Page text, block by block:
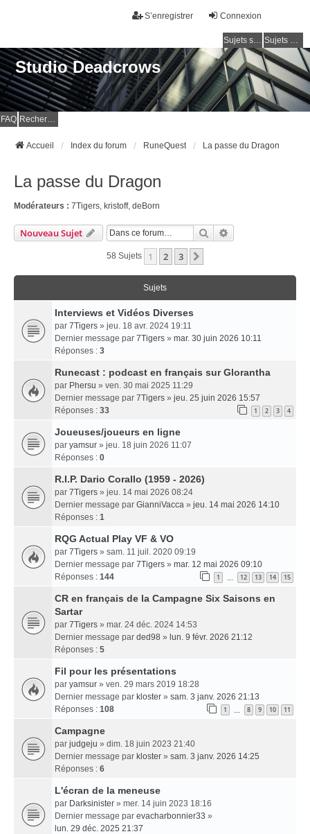
Connexion
S’enregistrer
Sujets sans réponse Sujets actifs
Studio Deadcrows
FAQ Rechercher
Accueil Index du forum RuneQuest La passe du Dragon
La passe du Dragon
Modérateurs : 7Tigers, kristoff, deBorn
Nouveau Sujet Rechercher
58 Sujets 1 2 3
Sujets
Interviews et Vidéos Diverses
par 7Tigers » jeu. 18 avr. 2024 19:11
Dernier message par 7Tigers » mar. 30 juin 2026 10:11
Réponses : 3
Runecast : podcast en français sur Glorantha
par Phersu » ven. 30 mai 2025 11:29
Dernier message par 7Tigers » jeu. 25 juin 2026 15:57
Réponses : 33 1 2 3 4
Joueuses/joueurs en ligne
par yamsur » jeu. 18 juin 2026 11:07
Réponses : 0
R.I.P. Dario Corallo (1959 - 2026)
par 7Tigers » jeu. 14 mai 2026 08:24
Dernier message par GianniVacca » jeu. 14 mai 2026 14:10
Réponses : 1
RQG Actual Play VF & VO
par 7Tigers » sam. 11 juil. 2020 09:19
Dernier message par 7Tigers » mar. 12 mai 2026 09:10
Réponses : 144 1 12 13 14 15
CR en français de la Campagne Six Saisons en
Sartar
par 7Tigers » mar. 24 déc. 2024 14:53
Dernier message par ded98 » lun. 9 févr. 2026 21:12
Réponses : 5
Fil pour les présentations
par yamsur » ven. 29 mars 2019 18:28
Dernier message par kloster » sam. 3 janv. 2026 21:13
Réponses : 108 1 8 9 10 11
Campagne
par judgeju » dim. 18 juin 2023 21:40
Dernier message par kloster » sam. 3 janv. 2026 14:25
Réponses : 6
L'écran de la meneuse
par Darksinister » mer. 14 juin 2023 18:16
Dernier message par evacharbonnier33 »
lun. 29 déc. 2025 21:37